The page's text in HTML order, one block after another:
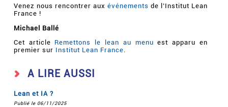
Venez nous rencontrer aux événements de l’Institut Lean
France !
Michael Ballé
Cet article Remettons le lean au menu est apparu en
premier sur Institut Lean France
A LIRE AUSSI
Lean et IA ?
Publié le 06/11/2025